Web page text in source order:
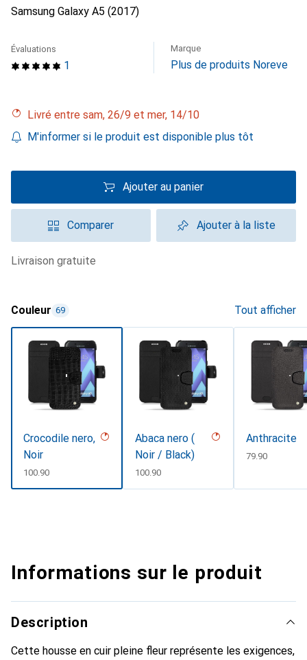
Samsung Galaxy A5 (2017)
1
Évaluations Marque
Plus de produits Noreve
Livré entre sam, 26/9 et mer, 14/10
M'informer si le produit est disponible plus tôt
Ajouter au panier
Comparer Ajouter à la liste
livraison gratuite
Couleur 69 Tout afficher
Crocodile nero,
Noir
CHF
100.90
Abaca nero (
Noir / Black)
CHF
100.90
Anthracite
CHF
79.90
Informations sur le produit
Description
Cette housse en cuir pleine fleur représente les exigences,